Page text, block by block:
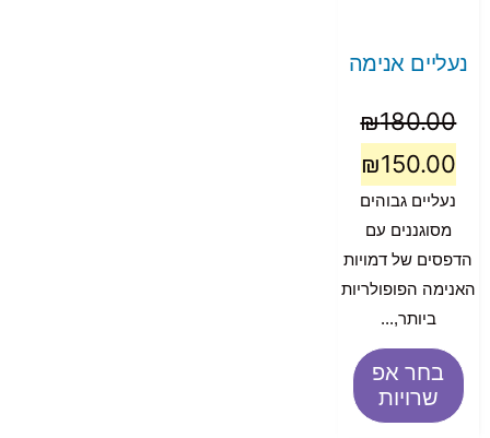
נעליים אנימה
₪180.00
₪150.00
נעליים גבוהים
מסוגננים עם
הדפסים של דמויות
האנימה הפופולריות
ביותר,...
בחר אפ
שרויות